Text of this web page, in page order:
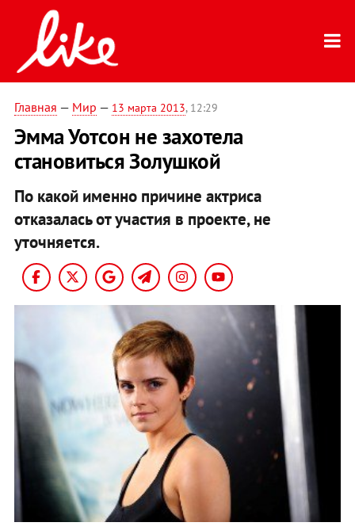
Главная — Мир — 13 марта 2013, 12:29
Эмма Уотсон не захотела
становиться Золушкой
По какой именно причине актриса
отказалась от участия в проекте, не
уточняется.